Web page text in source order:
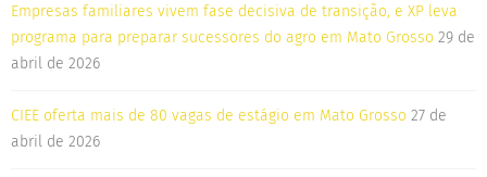
Empresas familiares vivem fase decisiva de transição, e XP leva
programa para preparar sucessores do agro em Mato Grosso 29 de
abril de 2026
CIEE oferta mais de 80 vagas de estágio em Mato Grosso 27 de
abril de 2026